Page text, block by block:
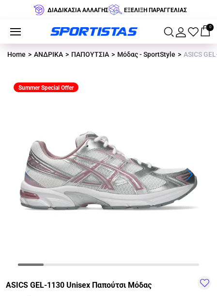
ΔΙΑΔΙΚΑΣΙΑ ΑΛΛΑΓΗΣ ΕΞΕΛΙΞΗ ΠΑΡΑΓΓΕΛΙΑΣ
0
WALKINGTRAINING-WATER
Home ΑΝΔΡΙΚΑ ΠΑΠΟΥΤΣΙΑ Μόδας - SportStyle ASICS
Summer Special Offer
ASICS GEL-1130 Unisex Παπούτσι Μόδας